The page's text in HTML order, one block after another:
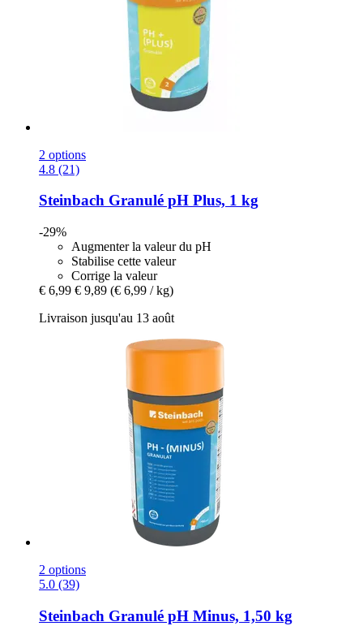
2 options
4.8 (21)
Steinbach Granulé pH Plus, 1 kg
-29%
Augmenter la valeur du pH
Stabilise cette valeur
Corrige la valeur
€ 6,99 € 9,89 (€ 6,99 / kg)
Livraison jusqu'au 13 août
2 options
5.0 (39)
Steinbach Granulé pH Minus, 1,50 kg